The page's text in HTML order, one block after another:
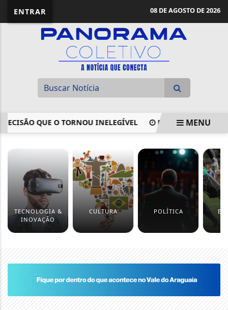
ENTRAR 08 DE AGOSTO DE 2026
QUE O TORNOU INELEGÍVEL PROJETO PROÍBE
MENU
TECNOLOGIA &
INOVAÇÃO
CULTURA POLÍTICA